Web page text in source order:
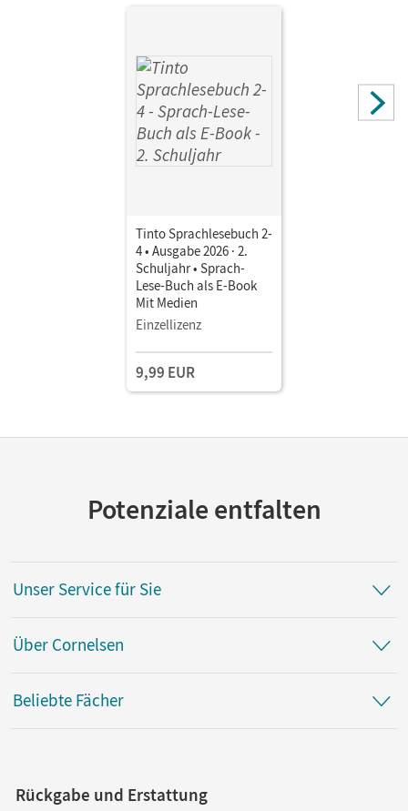
Gronau, Karen; Anders, Linda
Tinto Sprachlesebuch 2-
4 • Ausgabe 2026 · 2.
Schuljahr • Sprach-
Lese-Buch als E-Book
Mit Medien
Einzellizenz
9,99 EUR
Potenziale entfalten
Unser Service für Sie
Über Cornelsen
Beliebte Fächer
Rückgabe und Erstattung